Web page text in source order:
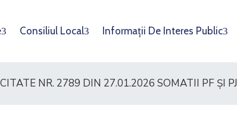
Consiliul Local Informații De Interes Public
NR. 2789 DIN 27.01.2026 SOMATII PF ȘI PJ